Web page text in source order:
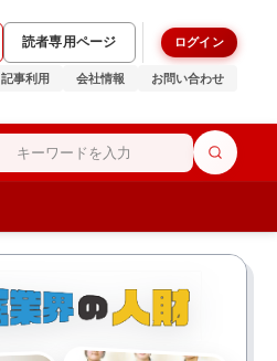
読者専用ページ ログイン
記事利用 会社情報 お問い合わせ